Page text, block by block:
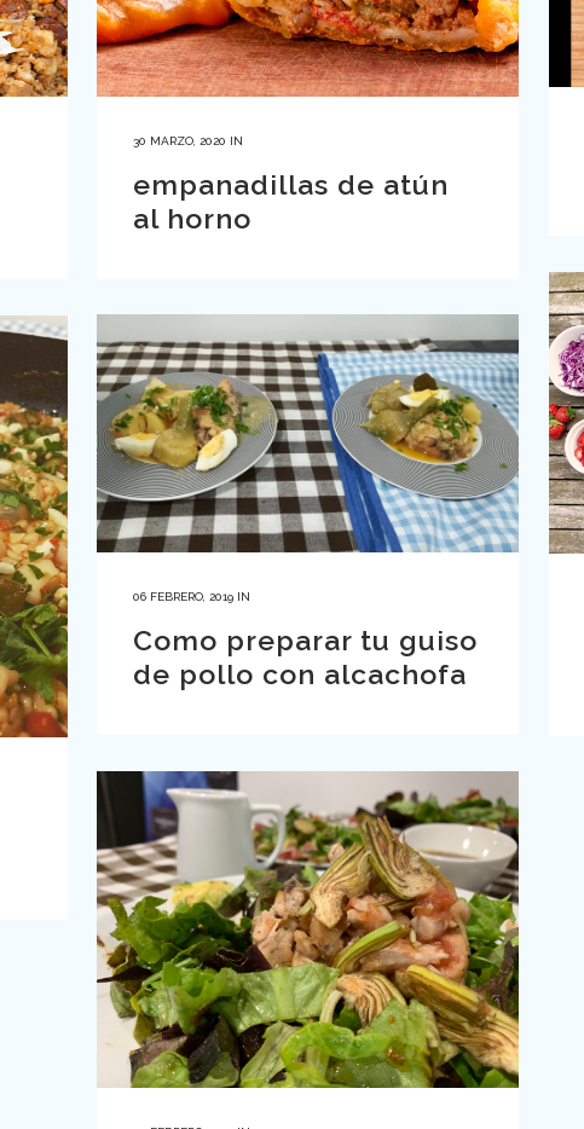
30 MARZO, 2020 IN
empanadillas de atún
al horno
06 FEBRERO, 2019 IN
Como preparar tu guiso
de pollo con alcachofa